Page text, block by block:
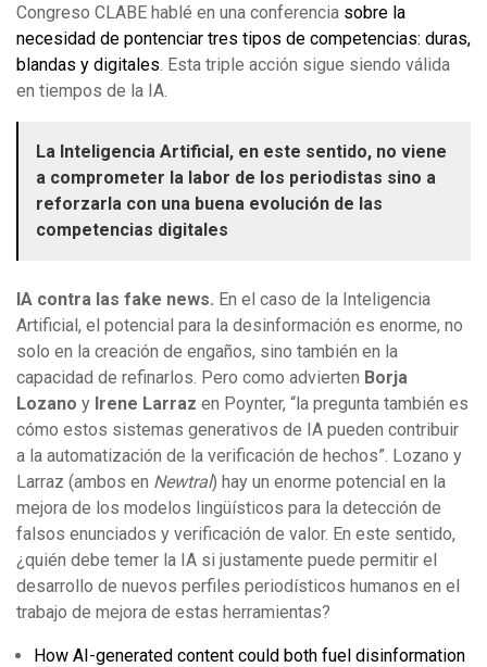
Congreso CLABE hablé en una conferencia sobre la
necesidad de pontenciar tres tipos de competencias: duras,
blandas y digitales . Esta triple acción sigue siendo válida
en tiempos de la IA.
La Inteligencia Artificial, en este sentido, no viene
a comprometer la labor de los periodistas sino a
reforzarla con una buena evolución de las
competencias digitales
IA contra las fake news. En el caso de la Inteligencia
Artificial, el potencial para la desinformación es enorme, no
solo en la creación de engaños, sino también en la
capacidad de refinarlos. Pero como advierten Borja
Lozano y Irene Larraz en Poynter, “la pregunta también es
cómo estos sistemas generativos de IA pueden contribuir
a la automatización de la verificación de hechos”. Lozano y
Larraz (ambos en Newtral) hay un enorme potencial en la
mejora de los modelos lingüísticos para la detección de
falsos enunciados y verificación de valor. En este sentido,
¿quién debe temer la IA si justamente puede permitir el
desarrollo de nuevos perfiles periodísticos humanos en el
trabajo de mejora de estas herramientas?
How AI-generated content could both fuel disinformation